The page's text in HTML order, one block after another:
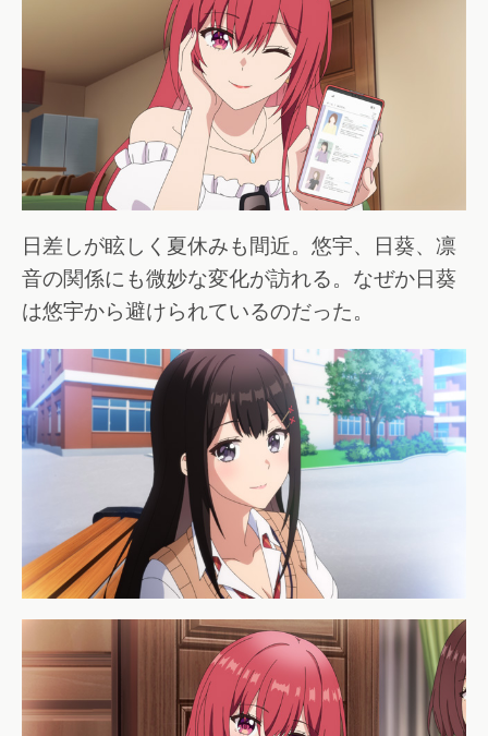
日差しが眩しく夏休みも間近。悠宇、日葵、凛
音の関係にも微妙な変化が訪れる。なぜか日葵
は悠宇から避けられているのだった。